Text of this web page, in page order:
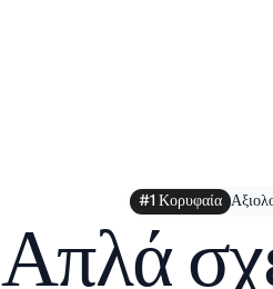
#1 Κορυφαία
Απλά